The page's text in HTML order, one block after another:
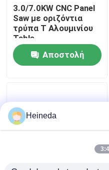
Ποιοτικός έλεγχος
Μας ελάτε σε επαφή με
Ζητήστε ένα
CNC κυκλικό πριόνι
3.0/7.0KW CNC Panel
Saw με οριζόντια
τρύπα Τ Αλουμινίου
Table
Αποστολή
Heineda